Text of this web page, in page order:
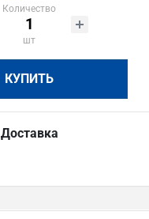
Количество
шт
КУПИТЬ
Доставка